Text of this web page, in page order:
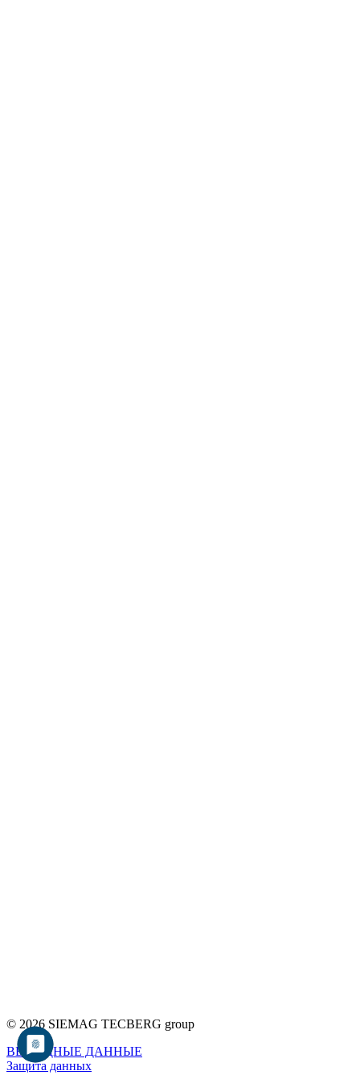
© 2026 SIEMAG TECBERG group
ВЫХОДНЫЕ ДАННЫЕ
Защита данных